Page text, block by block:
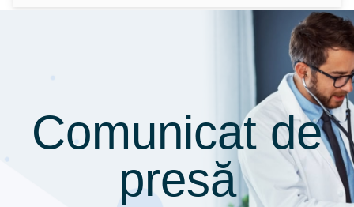
Comunicat de
presă